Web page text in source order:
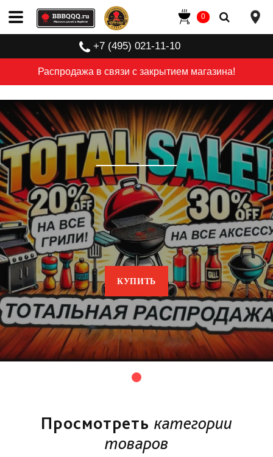
Распродажа в связи с закрытием магазина!
+7 (495) 021-11-10
0
КУПИТЬ
Просмотреть категории
товаров